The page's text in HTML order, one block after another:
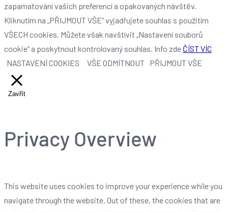
zapamatování vašich preferencí a opakovaných návštěv.
Kliknutím na „PŘIJMOUT VŠE“ vyjadřujete souhlas s použitím
VŠECH cookies. Můžete však navštívit „Nastavení souborů
cookie“ a poskytnout kontrolovaný souhlas. Info zde ČÍST VÍC
NASTAVENÍ COOKIES
VŠE ODMÍTNOUT PŘIJMOUT VŠE
Zavřít
Privacy Overview
This website uses cookies to improve your experience while you
navigate through the website. Out of these, the cookies that are